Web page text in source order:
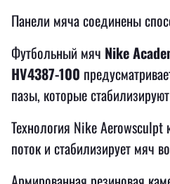
Панели мяча соединены
Футбольный мяч Nike
HV4387-100
пазы, которые
Технология Nike
поток и стабилизирует мяч